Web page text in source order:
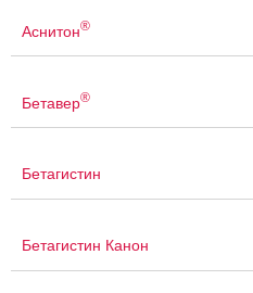
Аснитон®
Бетавер®
Бетагистин
Бетагистин Канон